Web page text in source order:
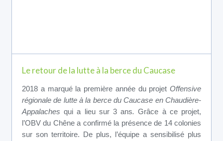
Le retour de la lutte à la berce du Caucase
2018 a marqué la première année du projet Offensive
régionale de lutte à la berce du Caucase en Chaudière-
Appalachesqui a lieu sur 3 ans.Grâce à ce projet,
l’OBV du Chêne a confirmé la présence de 14 colonies
sur son territoire. De plus, l’équipe a sensibilisé plus